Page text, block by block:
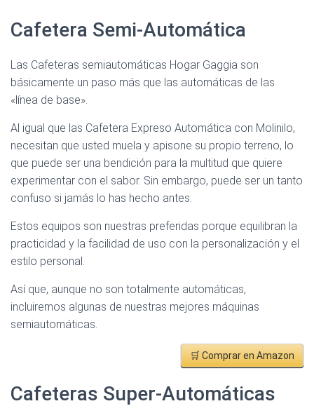
Cafetera Semi-Automática
Las Cafeteras semiautomáticas Hogar Gaggia son
básicamente un paso más que las automáticas de las
«línea de base».
Al igual que las Cafetera Expreso Automática con Molinilo,
necesitan que usted muela y apisone su propio terreno, lo
que puede ser una bendición para la multitud que quiere
experimentar con el sabor. Sin embargo, puede ser un tanto
confuso si jamás lo has hecho antes.
Estos equipos son nuestras preferidas porque equilibran la
practicidad y la facilidad de uso con la personalización y el
estilo personal.
Así que, aunque no son totalmente automáticas,
incluiremos algunas de nuestras mejores máquinas
semiautomáticas.
🛒 Comprar en Amazon
Cafeteras Super-Automáticas